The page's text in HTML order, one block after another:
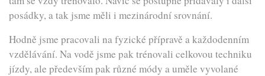
posádky, a tak jsme měli i mezinárodní srovnání.
Hodně jsme pracovali na fyzické přípravě a každodenním
vzdělávání. Na vodě jsme pak trénovali celkovou techniku
jízdy, ale především pak různé módy a uměle vyvolané